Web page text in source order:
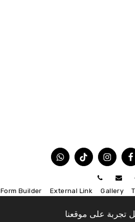
تجربة على موقعنا
Gallery
External Link
Form Builder
الاشتراك